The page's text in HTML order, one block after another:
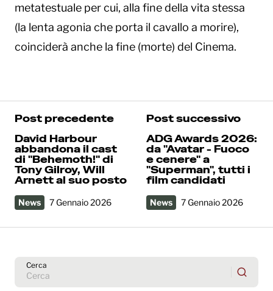
metatestuale per cui, alla fine della vita stessa
(la lenta agonia che porta il cavallo a morire),
coinciderà anche la fine (morte) del Cinema.
Post precedente
David Harbour
abbandona il cast
di "Behemoth!" di
Tony Gilroy, Will
Arnett al suo posto
News 7 Gennaio 2026
Post successivo
ADG Awards 2026:
da "Avatar - Fuoco
e cenere" a
"Superman", tutti i
film candidati
News 7 Gennaio 2026
Cerca